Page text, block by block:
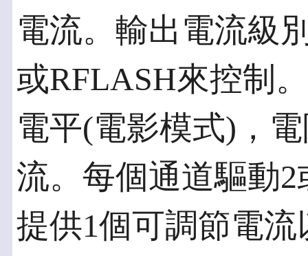
電流。輸出電流級
或RFLASH來控制
電平(電影模式)，
流。每個通道驅動
提供1個可調節電